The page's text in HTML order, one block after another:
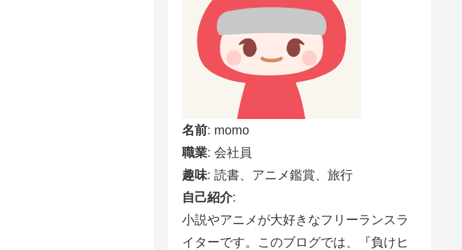
名前: momo
職業: 会社員
趣味: 読書、アニメ鑑賞、旅行
自己紹介:
小説やアニメが大好きなフリーランスラ
イターです。このブログでは、『負けヒ